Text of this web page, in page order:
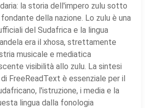
la storia dell'impero zulu sotto
della nazione. Lo zulu è una
del Sudafrica e la lingua
era il xhosa, strettamente
musicale e mediatica
visibilità allo zulu. La sintesi
FreeReadText è essenziale per il
l'istruzione, i media e la
lingua dalla fonologia